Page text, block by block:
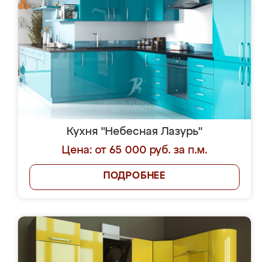
Кухня "Небесная Лазурь"
Цена: от 65 000 руб. за п.м.
ПОДРОБНЕЕ